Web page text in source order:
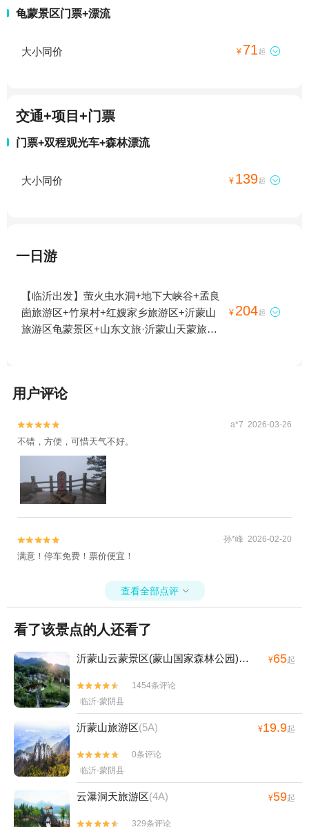
龟蒙景区门票+漂流
大小同价 ¥ 71 起 
交通+项目+门票
门票+双程观光车+森林漂流
大小同价 ¥ 139起 
一日游
【临沂出发】萤火虫水洞+地下大峡谷+孟良
崮旅游区+竹泉村+红嫂家乡旅游区+沂蒙山
旅游区龟蒙景区+山东文旅·沂蒙山天蒙旅游
¥ 204起 
用户评论

 a*7 2026-03-26
不错，方便，可惜天气不好。

 孙*峰 2026-02-20
满意！停车免费！票价便宜！
查看全部点评 
看了该景点的人还看了
沂蒙山云蒙景区(蒙山国家森林公园)
(5A) ¥65起


1454条评论
临沂·蒙阴县
沂蒙山旅游区(5A) ¥19.9起


0条评论
临沂·蒙阴县
云瀑洞天旅游区(4A) ¥59起

 329条评论